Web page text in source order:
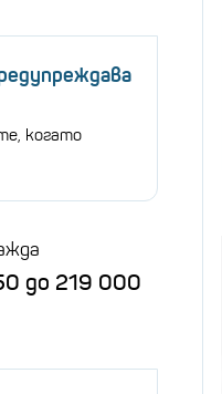
когато
до 219 000